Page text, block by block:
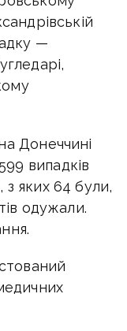
—
Донеччині
випадків
з яких 64 були,
одужали.